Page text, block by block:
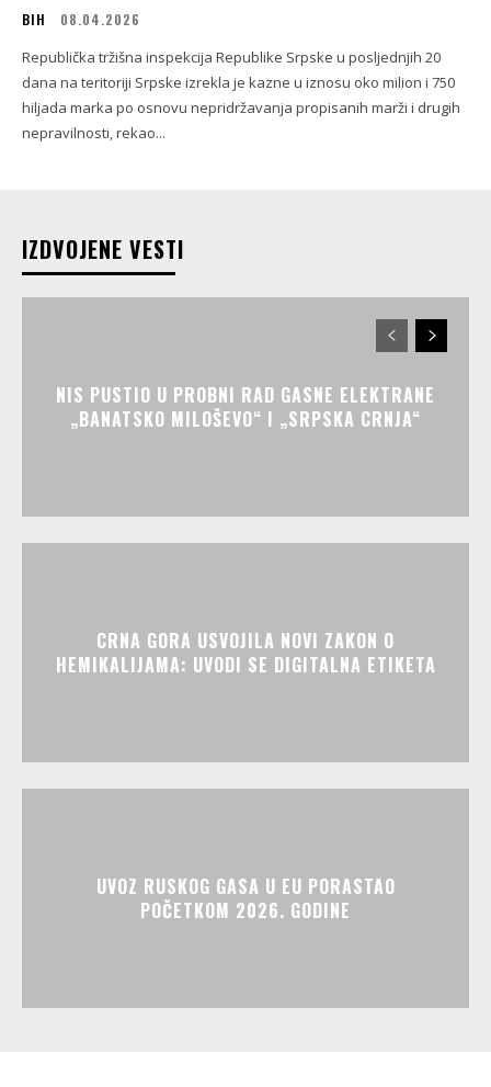
BIH 08.04.2026
Republička tržišna inspekcija Republike Srpske u posljednjih 20
dana na teritoriji Srpske izrekla je kazne u iznosu oko milion i 750
hiljada marka po osnovu nepridržavanja propisanih marži i drugih
nepravilnosti, rekao...
IZDVOJENE VESTI
NIS PUSTIO U PROBNI RAD GASNE ELEKTRANE
„BANATSKO MILOŠEVO“ I „SRPSKA CRNJA“
CRNA GORA USVOJILA NOVI ZAKON O
HEMIKALIJAMA: UVODI SE DIGITALNA ETIKETA
UVOZ RUSKOG GASA U EU PORASTAO
POČETKOM 2026. GODINE